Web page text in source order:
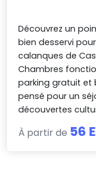
Découvrez un
bien desservi
calanques de
Chambres
parking gratuit et
pensé pour un
découvertes
À partir de 56